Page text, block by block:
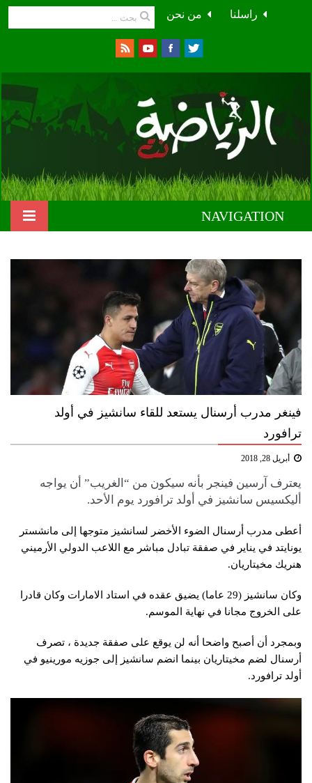
من نحن راسلنا
NAVIGATION
فينغر مدرب أرسنال يستعد للقاء سانشيز في أولد
ترافورد
أبريل 28, 2018
يعترف آرسين فينجر بأنه سيكون من “الغريب” أن يواجه
أليكسيس سانشيز في أولد ترافورد يوم الأحد.
أعطى مدرب أرسنال الضوء الأخضر لسانشيز متوجها إلى مانشستر
يونايتد في يناير في صفقة تبادل مباشر مع اللاعب الدولي الأرميني
هنريك مخيتاريان.
وكان سانشيز (29 عاما) يضيق عقده في استاد الامارات وكان قادرا
على الخروج مجانا في نهاية الموسم.
وبمجرد أن أصبح واضحا أنه لن يوقع على صفقة جديدة ، تصرف
أرسنال لضم مخيتاريان بينما انضم سانشيز إلى جوزيه مورينيو في
أولد ترافورد.